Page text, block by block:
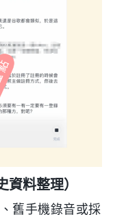
料整理）
舊手機錄音或採